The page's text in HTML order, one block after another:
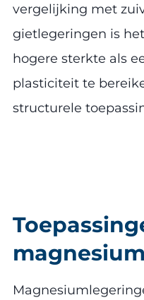
vergelijking met
gietlegeringen is
hogere sterkte als
plasticiteit te
structurele